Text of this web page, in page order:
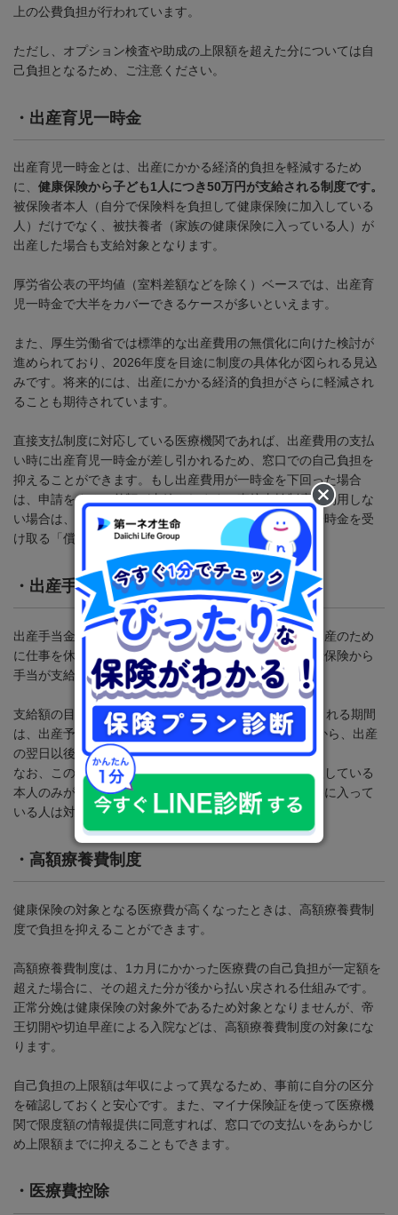
上の公費負担が行われています。
ただし、オプション検査や助成の上限額を超えた分については自
己負担となるため、ご注意ください。
・ 出産育児一時金
出産育児一時金とは、出産にかかる経済的負担を軽減するため
に、 健康保険から子ども1人につき50万円が支給される制度です。
被保険者本人（自分で保険料を負担して健康保険に加入している
人）だけでなく、被扶養者（家族の健康保険に入っている人）が
出産した場合も支給対象となります。
厚労省公表の平均値（室料差額などを除く）ベースでは、出産育
児一時金で大半をカバーできるケースが多いといえます。
また、厚生労働省では標準的な出産費用の無償化に向けた検討が
進められており、 2026年度を目途に制度の具体化が図られる見込
みです。将来的には、出産にかかる経済的負担がさらに軽減され
ることも期待されています。
直接支払制度に対応している医療機関であれば、出産費用の支払
い時に出産育児一時金が差し引かれるため、窓口での自己負担を
抑えることができます。もし出産費用が一時金を下回った場合
は、申請をすると差額が支給されます。直接支払制度を利用しな
い場合は、出産後に加入している健康保険へ申請して一時金を受
け取る「償還払い」などが選べます。
・ 出産手当金
出産手当金は、産休中の収入の減少を補う制度です。出産のため
に仕事を休み、その間に給与の支払いがない場合、健康保険から
手当が支給されます。
支給額の目安は、標準報酬日額の約 3分の2です。支給される期間
は、出産予定日の42日前（双子などの場合は98日前）から、出産
の翌日以後 56日目までとなります。
なお、この制度は会社員や公務員など、健康保険に加入している
本人のみが対象です。国民健康保険の人や、家族の扶養に入って
いる人は対象外となる点に注意しましょう。
・ 高額療養費制度
健康保険の対象となる医療費が高くなったときは、高額療養費制
度で負担を抑えることができます。
高額療養費制度は、 1 カ月にかかった医療費の自己負担が一定額を
超えた場合に、その超えた分が後から払い戻される仕組みです。
正常分娩は健康保険の対象外であるため対象となりませんが、帝
王切開や切迫早産による入院などは、高額療養費制度の対象にな
ります。
自己負担の上限額は年収によって異なるため、事前に自分の区分
を確認しておくと安心です。また、マイナ保険証を使って医療機
関で限度額の情報提供に同意すれば、窓口での支払いをあらかじ
め上限額までに抑えることもできます。
・医療費控除